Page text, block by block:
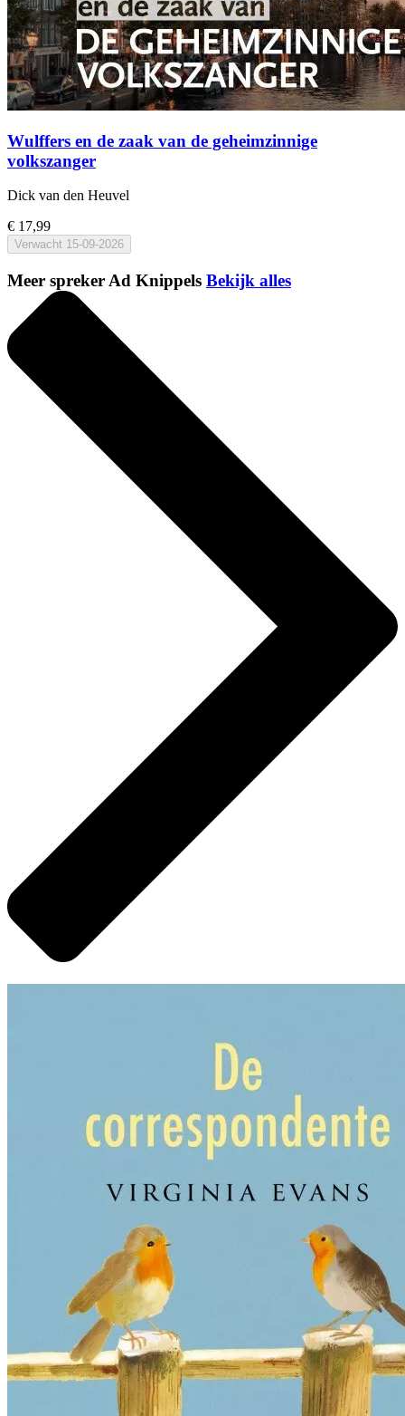
Wulffers en de zaak van de geheimzinnige
volkszanger
Dick van den Heuvel
€ 17,99
Verwacht 15-09-2026
Meer spreker Ad Knippels Bekijk alles